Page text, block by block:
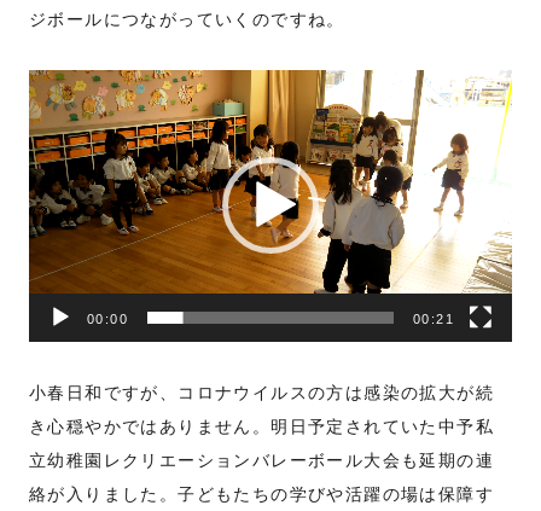
ジボールにつながっていくのですね。
動
画
プ
レ
ー
ー
00:00 00:21
小春日和ですが、コロナウイルスの方は感染の拡大が続
き心穏やかではありません。明日予定されていた中予私
立幼稚園レクリエーションバレーボール大会も延期の連
絡が入りました。子どもたちの学びや活躍の場は保障す